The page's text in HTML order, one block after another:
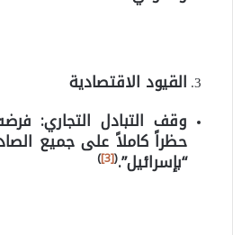
القيود الاقتصادية
وقف التبادل التجاري:
حظراً كاملاً على جميع
“بإسرائيل”.(
[3]
)